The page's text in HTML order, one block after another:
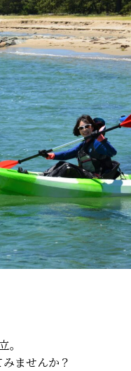
。
みませんか？